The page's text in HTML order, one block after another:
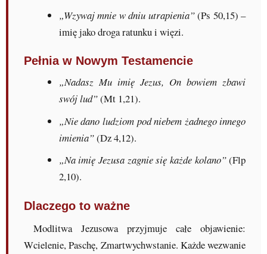
„Wzywaj mnie w dniu utrapienia”(Ps 50,15) –
imię jako droga ratunku i więzi.
Pełnia w Nowym Testamencie
„Nadasz Mu imię Jezus, On bowiem zbawi
swój lud”(Mt 1,21).
„Nie dano ludziom pod niebem żadnego innego
imienia”(Dz 4,12).
„Na imię Jezusa zagnie się każde kolano”(Flp
2,10).
Dlaczego to ważne
Modlitwa Jezusowa przyjmuje całe objawienie:
Wcielenie, Paschę, Zmartwychwstanie. Każde wezwanie